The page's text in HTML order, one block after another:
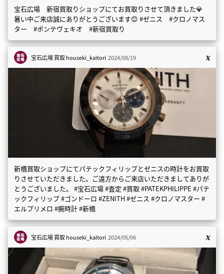
宝石広場 新宿買取りショップにてお買取りさせて頂きました💎
暑い中ご来店誠にありがとうございます😊 #ゼニス #クロノマス
ター #ポンテヴェキオ #新宿買取り
宝石広場 買取houseki_kaitori 2024/08/19
新橋買取ショップにてパテックフィリップとゼニスの時計をお買取
りさせていただきました。ご遠方からご来店いただきましてありが
とうございました。 #宝石広場 #査定 #買取 #PATEKPHILIPPE #パテ
ックフィリップ #ゴンドーロ #ZENITH #ゼニス #クロノマスター #
エルプリメロ #腕時計 #新橋
宝石広場 買取houseki_kaitori 2024/05/06